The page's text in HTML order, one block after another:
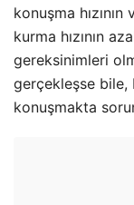
konuşma
kurma hızının
gereksinimleri
gerçekleşse bile,
konuşmakta